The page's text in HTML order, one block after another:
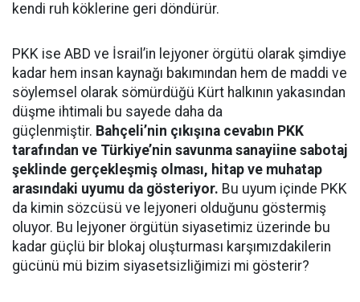
kendi ruh köklerine geri döndürür.
PKK ise ABD ve İsrail’in lejyoner örgütü olarak şimdiye
kadar hem insan kaynağı bakımından hem de maddi ve
söylemsel olarak sömürdüğü Kürt halkının yakasından
düşme ihtimali bu sayede daha da
güçlenmiştir. Bahçeli’nin çıkışına cevabın PKK
tarafından ve Türkiye’nin savunma sanayiine sabotaj
şeklinde gerçekleşmiş olması, hitap ve muhatap
arasındaki uyumu da gösteriyor. Bu uyum içinde PKK
da kimin sözcüsü ve lejyoneri olduğunu göstermiş
oluyor. Bu lejyoner örgütün siyasetimiz üzerinde bu
kadar güçlü bir blokaj oluşturması karşımızdakilerin
gücünü mü bizim siyasetsizliğimizi mi gösterir?